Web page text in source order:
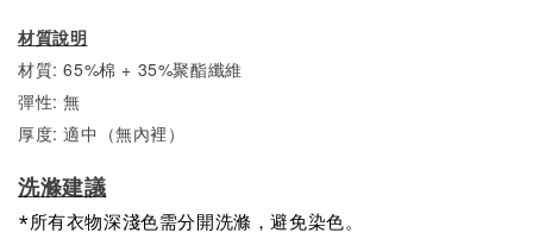
材質說明
材質: 65%棉 + 35%聚酯纖維
彈性: 無
厚度: 適中（無內裡）
洗滌建議
*所有衣物深淺色需分開洗滌，避免染色。